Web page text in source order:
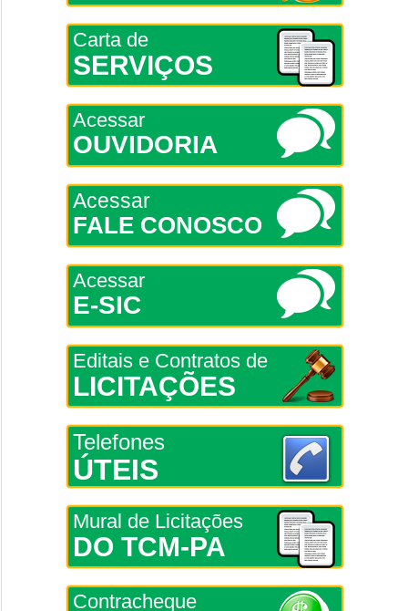
Carta de
SERVIÇOS
Acessar
OUVIDORIA
Acessar
FALE CONOSCO
Acessar
E-SIC
Editais e Contratos de
LICITAÇÕES
Telefones
ÚTEIS
Mural de Licitações
DO TCM-PA
Contracheque